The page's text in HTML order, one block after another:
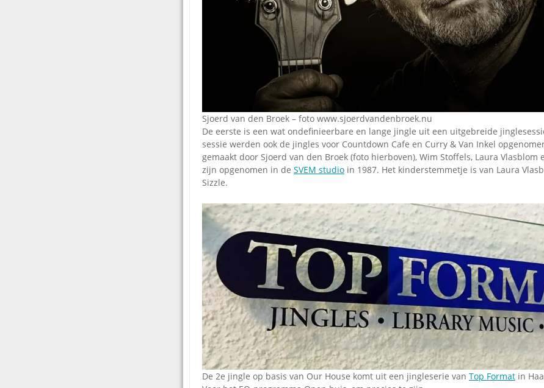
Sjoerd van den Broek – foto www.sjoerdvandenbroek.nu
De eerste is een wat ondefinieerbare en lange jingle uit een uitgebreide
sessie werden ook de jingles voor Countdown Cafe en Curry & Van Inkel
gemaakt door Sjoerd van den Broek (foto hierboven), Wim Stoffels, Laura Vlasblom
zijn opgenomen in de SVEM studio in 1987. Het kinderstemmetje is van Laura
Sizzle.
De 2e jingle op basis van Our House komt uit een jingleserie van Top Format in